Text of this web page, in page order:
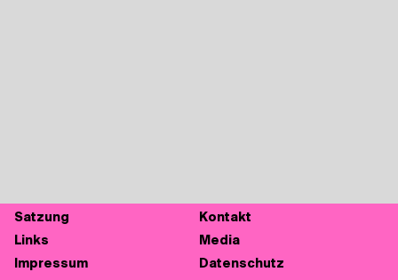
Sat­zung
Kon­takt
Links
Media
Impres­sum
Daten­schutz